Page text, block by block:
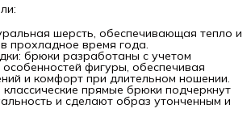
шерсть, обеспечивающая тепло и
прохладное время года.
брюки разработаны с учетом
фигуры, обеспечивая
и комфорт при длительном ношении.
прямые брюки подчеркнут
и сделают образ утонченным и